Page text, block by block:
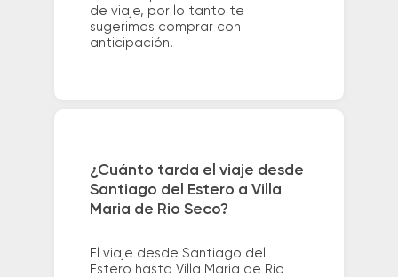
de viaje, por lo tanto te
sugerimos comprar con
anticipación.
¿Cuánto tarda el viaje desde
Santiago del Estero a Villa
Maria de Rio Seco?
El viaje desde Santiago del
Estero hasta Villa Maria de Rio